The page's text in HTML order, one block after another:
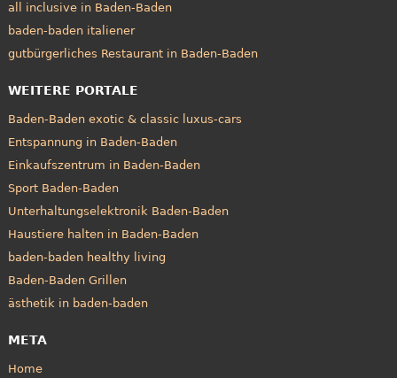
all inclusive in Baden-Baden
baden-baden italiener
gutbürgerliches Restaurant in Baden-Baden
WEITERE PORTALE
Baden-Baden exotic & classic luxus-cars
Entspannung in Baden-Baden
Einkaufszentrum in Baden-Baden
Sport Baden-Baden
Unterhaltungselektronik Baden-Baden
Haustiere halten in Baden-Baden
baden-baden healthy living
Baden-Baden Grillen
ästhetik in baden-baden
META
Home